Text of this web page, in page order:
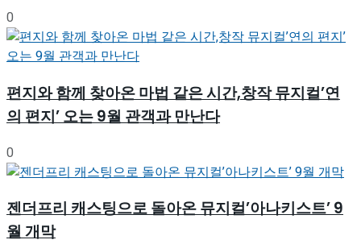
0
편지와 함께 찾아온 마법 같은 시간,창작 뮤지컬’연
의 편지’ 오는 9월 관객과 만난다
0
젠더프리 캐스팅으로 돌아온 뮤지컬’아나키스트’ 9
월 개막